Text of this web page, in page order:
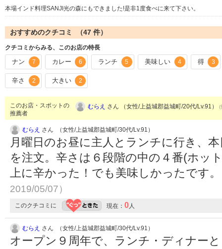
本場インド料理SANJI光の森にもできました!是非1度食べに来て下さい。
おすすめのクチコミ （47 件）
クチコミからみる、このお店の特長
ナン 7 カレー 6 ランチ 5 美味しい 4 得 3
辛さ 2 大きい 2
このお店・スポットの
推薦者
むらえ さん （女性/上益城郡益城町/20代/Lv.91） (
むらえ さん （女性/上益城郡益城町/30代/Lv.91）
月曜日のお昼に主人とランチに行き、
を注文。辛さは６段階の中の４番(ホッ
上に辛かった！でも美味しかったです
2019/05/07）
このクチコミに 現在： 0人
むらえ さん （女性/上益城郡益城町/30代/Lv.91）
オープン９周年で、ランチ・ディナー